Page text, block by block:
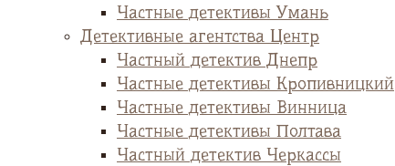
Частные детективы Умань
Детективные агентства Центр
Частный детектив Днепр
Частные детективы Кропивницкий
Частные детективы Винница
Частные детективы Полтава
Частный детектив Черкассы